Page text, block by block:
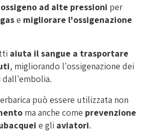
ossigeno ad alte pressioni per
e migliorare l'ossigenazione
aiuta il sangue a trasportare
, migliorando l'ossigenazione dei
può essere utilizzata non
ma anche come prevenzione
e gli aviatori.